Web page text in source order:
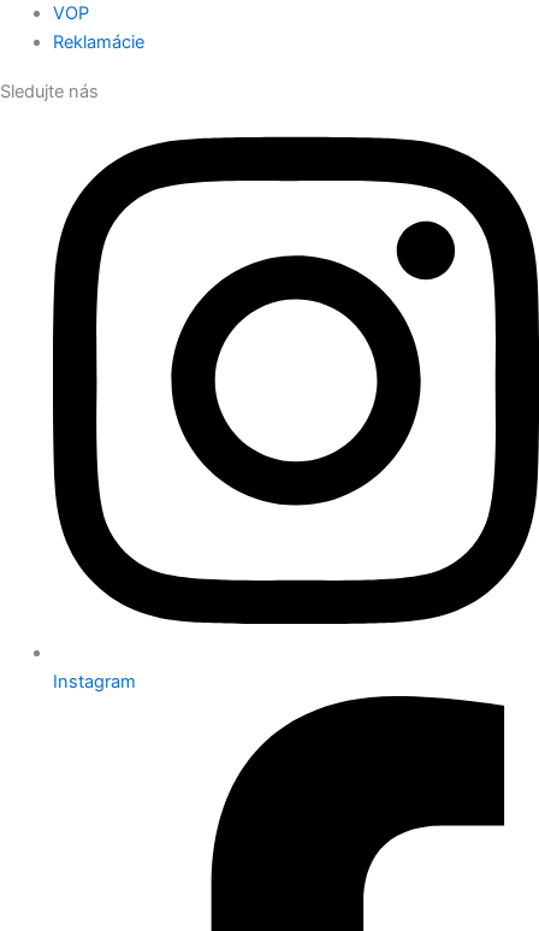
VOP
Reklamácie
Sledujte nás
Instagram